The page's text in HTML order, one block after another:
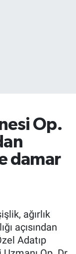
Op.
damar
ağırlık
açısından
Adatıp